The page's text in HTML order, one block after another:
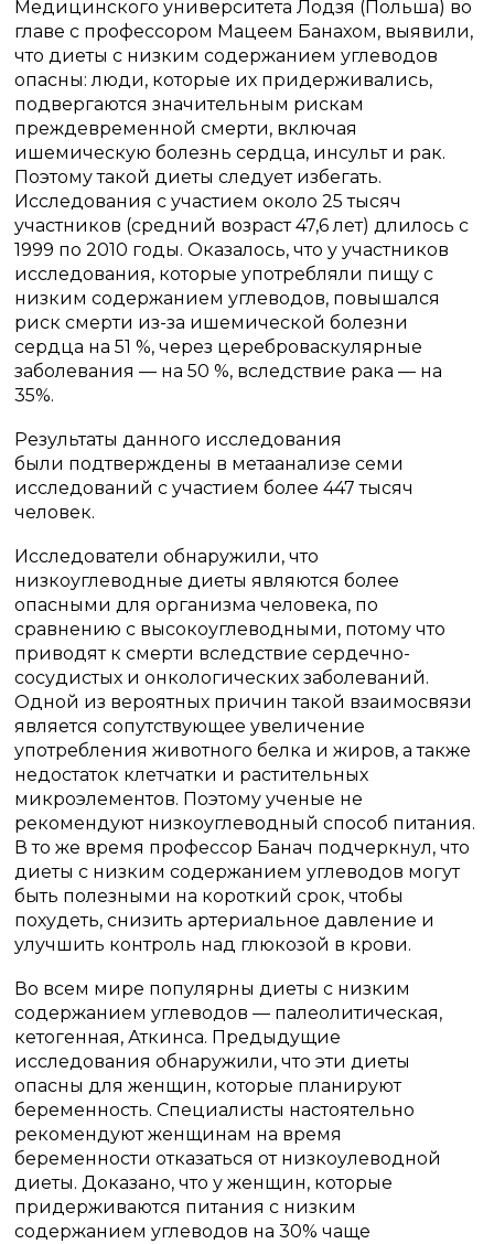
Медицинского университета Лодзя (Польша) во
главе с профессором Мацеем Банахом, выявили,
что диеты с низким содержанием углеводов
опасны: люди, которые их придерживались,
подвергаются значительным рискам
преждевременной смерти, включая
ишемическую болезнь сердца, инсульт и рак.
Поэтому такой диеты следует избегать.
Исследования с участием около 25 тысяч
участников (средний возраст 47,6 лет) длилось с
1999 по 2010 годы. Оказалось, что у участников
исследования, которые употребляли пищу с
низким содержанием углеводов, повышался
риск смерти из-за ишемической болезни
сердца на 51 %, через цереброваскулярные
заболевания — на 50 %, вследствие рака — на
35%.
Результаты данного исследования
были подтверждены в метаанализе семи
исследований с участием более 447 тысяч
человек.
Исследователи обнаружили, что
низкоуглеводные диеты являются более
опасными для организма человека, по
сравнению с высокоуглеводными, потому что
приводят к смерти вследствие сердечно-
сосудистых и онкологических заболеваний.
Одной из вероятных причин такой взаимосвязи
является сопутствующее увеличение
употребления животного белка и жиров, а также
недостаток клетчатки и растительных
микроэлементов. Поэтому ученые не
рекомендуют низкоуглеводный способ питания.
В то же время профессор Банач подчеркнул, что
диеты с низким содержанием углеводов могут
быть полезными на короткий срок, чтобы
похудеть, снизить артериальное давление и
улучшить контроль над глюкозой в крови.
Во всем мире популярны диеты с низким
содержанием углеводов — палеолитическая,
кетогенная, Аткинса. Предыдущие
исследования обнаружили, что эти диеты
опасны для женщин, которые планируют
беременность. Специалисты настоятельно
рекомендуют женщинам на время
беременности отказаться от низкоулеводной
диеты. Доказано, что у женщин, которые
придерживаются питания с низким
содержанием углеводов на 30% чаще